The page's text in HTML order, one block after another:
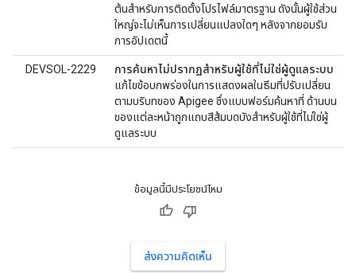
ต้นสำหรับการติดตั้งโปรไฟล์มาตรฐาน ดังนั้นผู้ใช้ส่วน
ใหญ่จะไม่เห็นการเปลี่ยนแปลงใดๆ หลังจากยอมรับ
การอัปเดตนี้
DEVSOL-2229
การค้นหาไม่ปรากฏสำหรับผู้ใช้ที่ไม่ใช่ผู้ดูแลระบบ
แก้ไขข้อบกพร่องในการแสดงผลในธีมที่ปรับเปลี่ยน
ตามบริบทของ Apigee ซึ่งแบบฟอร์มค้นหาที่ ด้านบน
ของแต่ละหน้าถูกแถบสีส้มบดบังสำหรับผู้ใช้ที่ไม่ใช่ผู้
ดูแลระบบ
ข้อมูลนี้มีประโยชน์ไหม
ส่งความคิดเห็น